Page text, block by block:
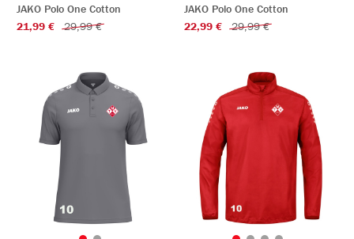
JAKO Polo One Cotton
21,99 €
29,99 €
JAKO Polo One Cotton
22,99 €
29,99 €